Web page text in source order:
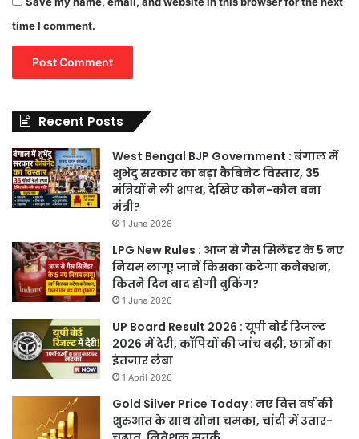
time I comment.
Recent Posts
West Bengal BJP Government : बंगाल में
शुभेंदु सरकार का बड़ा कैबिनेट विस्तार, 35
मंत्रियों ने ली शपथ, देखिए कौन-कौन बना
मंत्री?
1 June 2026
LPG New Rules : आज से गैस सिलेंडर के 5 नए
नियम लागू! जानें किसका कटेगा कनेक्शन,
कितने दिन बाद होगी बुकिंग?
1 June 2026
UP Board Result 2026 : यूपी बोर्ड रिजल्ट
2026 में देरी, कॉपियों की जांच बढ़ी, छात्रों का
इंतजार लंबा
1 April 2026
Gold Silver Price Today : नए वित्त वर्ष की
शुरुआत के साथ सोना चमका, चांदी में उतार-